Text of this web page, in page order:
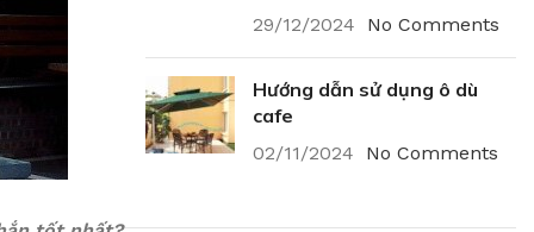
29/12/2024 No Comments
Hướng dẫn sử dụng ô dù
cafe
02/11/2024 No Comments